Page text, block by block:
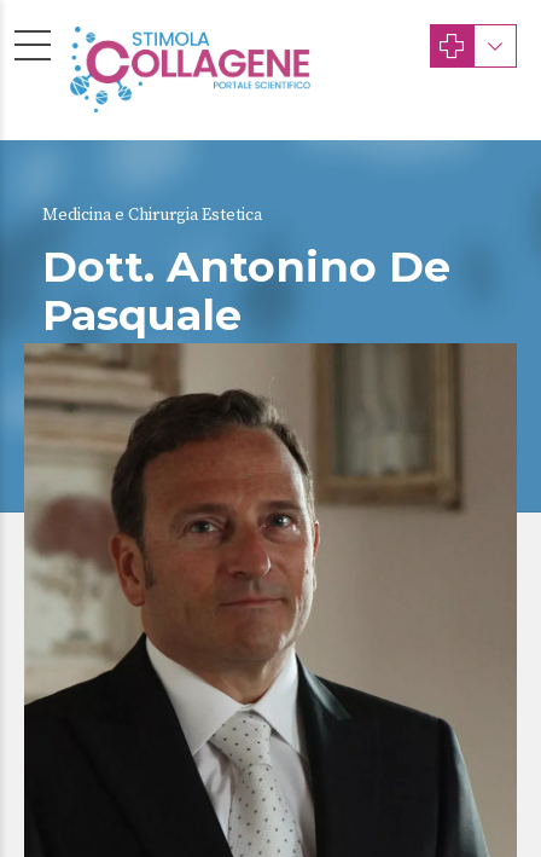
Medicina e Chirurgia Estetica
Dott. Antonino De
Pasquale
CATANIA
Albo Provinciale dei Medici Chirurghi di MESSINA
(Ordine della Provincia di MESSINA) n. 0000005049